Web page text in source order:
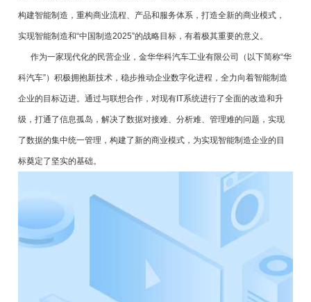
构建智能制造，重构商业流程、产品和服务体系，打造全新的商业模式，
实现智能制造和“中国制造2025”的战略目标，有着极其重要的意义。
作为一家现代化的民营企业，金华华科汽车工业有限公司（以下简称“华
科汽车”）积极拥抱新技术，稳步推动企业数字化进程，全力向着智能制造
企业的目标迈进。通过与联想合作，对现有IT系统进行了全面的改造和升
级，打通了信息孤岛，解决了数据对接难、分析难、管理难的问题，实现
了数据的集中统一管理，构建了新的商业模式，为实现智能制造企业的目
标奠定了坚实的基础。